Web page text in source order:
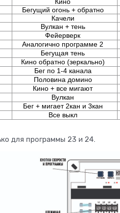
Кино
Бегущий огонь + обратно
Качели
Вулкан + тень
Фейерверк
Аналогично программе 2
Бегущая тень
Кино обратно (зеркально)
Бег по 1-4 канала
Половина домино
Кино + все мигают
Вулкан
Бег + мигает 2кан и 3кан
Все выкл
для программы 23 и 24.